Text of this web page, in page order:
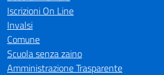
Iscrizioni On Line
Invalsi
Comune
Scuola senza zaino
Amministrazione Trasparente